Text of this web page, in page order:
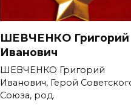
ШЕВЧЕНКО Григорий
Иванович
ШЕВЧЕНКО Григорий
Иванович, Герой
Союза, род.